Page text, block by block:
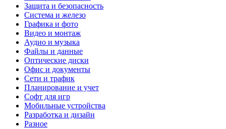
Защита и безопасность
Система и железо
Графика и фото
Видео и монтаж
Аудио и музыка
Файлы и данные
Оптические диски
Офис и документы
Сети и трафик
Планирование и учет
Софт для игр
Мобильные устройства
Разработка и дизайн
Разное